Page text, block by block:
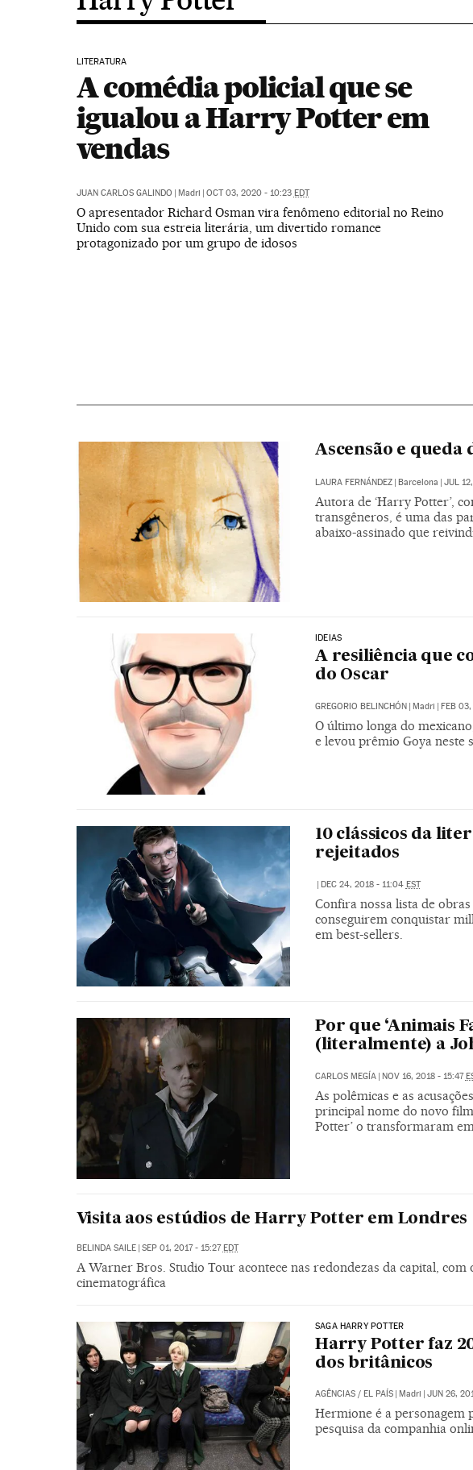
LITERATURA
A comédia policial que se
igualou a Harry Potter em
vendas
JUAN CARLOS GALINDO | Madri | OCT 03, 2020 - 10:23 EDT
O apresentador Richard Osman vira fenômeno editorial no Reino
Unido com sua estreia literária, um divertido romance
protagonizado por um grupo de idosos
Ascensão e queda
LAURA FERNÁNDEZ | Barcelona | JUL
Autora de ‘Harry Potter’,
transgêneros, é uma das
abaixo-assinado que
IDEIAS
A resiliência que
do Oscar
GREGORIO BELINCHÓN Madri FEB
O último longa do
e levou prêmio Goya neste
10 clássicos da
rejeitados
| DEC 24, 2018 - 11:04 EST
Confira nossa lista de
conseguirem conquistar
em best-sellers.
Por que ‘Animais
(literalmente) a
CARLOS MEGÍA | NOV 16, 2018 - 15:47
As polêmicas e as
principal nome do novo
Potter’ o transformaram
Visita aos estúdios de Harry Potter em Londres
BELINDA SAILE | SEP 01, 2017 - 15:27EDT
A Warner Bros. Studio Tour acontece nas redondezas da capital, com
cinematográfica
SAGA HARRY POTTER
Harry Potter faz
dos britânicos
AGÊNCIAS/ EL PAÍS Madri JUN 26,
Hermione é a personagem
pesquisa da companhia